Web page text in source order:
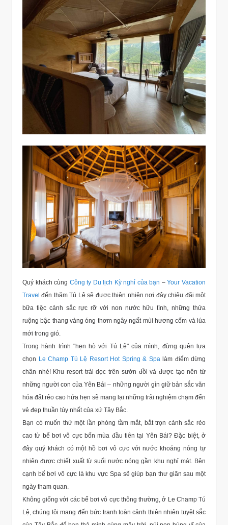
Quý khách cùng Công ty Du lịch Kỳ nghỉ của bạn –Your Vacation
Travelđến thăm Tú Lệ sẽ được thiên nhiên nơi đây chiêu đãi một
bữa tiệc cảnh sắc rực rỡ với non nước hữu tình, những thửa
ruộng bậc thang vàng óng thơm ngây ngất mùi hương cốm và lúa
mới trong gió.
Trong hành trình "hẹn hò với Tú Lệ" của mình, đừng quên lựa
chọn Le Champ Tú Lệ Resort Hot Spring & Spalàm điểm dừng
chân nhé! Khu resort trải dọc trên sườn đồi và được tạo nên từ
những người con của Yên Bái – những người gìn giữ bản sắc văn
hóa đất rẻo cao hứa hẹn sẽ mang lại những trải nghiệm chạm đến
vẻ đẹp thuần túy nhất của xứ Tây Bắc.
Bạn có muốn thử một lần phóng tầm mắt, bắt trọn cảnh sắc rẻo
cao từ bể bơi vô cực bốn mùa đầu tiên tại Yên Bái?Đặc biệt, ở
đây quý khách có một hồ bơi vô cực với nước khoáng nóng tự
nhiên được chiết xuất từ ​​suối nước nóng gần khu nghỉ mát. Bên
cạnh bể bơi vô cực là khu vực Spa sẽ giúp bạn thư giãn sau một
ngày tham quan.
Không giống với các bể bơi vô cực thông thường, ở Le Champ Tú
Lệ, chúng tôi mang đến bức tranh toàn cảnh thiên nhiên tuyệt sắc